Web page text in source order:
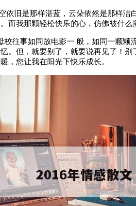
依旧是那样湛蓝，云朵依然是那样洁
。而我那颗轻松快乐的心，仿佛被什
校往事如同放电影一 般，如同一颗颗
。但，就要别了，就要说再见了！别
，您让我在阳光下快乐成长。